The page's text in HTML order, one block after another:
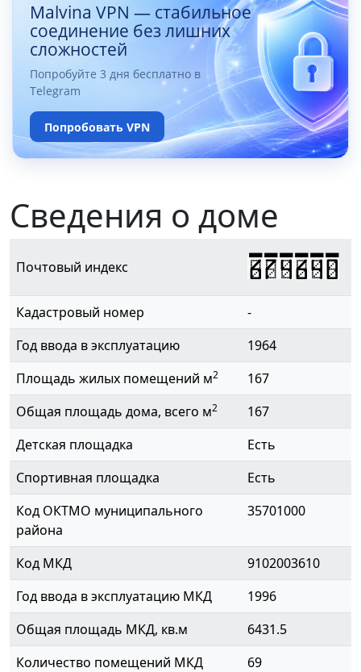
Malvina VPN — стабильное
соединение без лишних
сложностей
Попробуйте 3 дня бесплатно в
Telegram
Попробовать VPN
Сведения о доме
Почтовый индекс 674640
Кадастровый номер
-
Год ввода в эксплуатацию
1964
Площадь жилых помещений м2
167
Общая площадь дома, всего м2
167
Детская площадка
Есть
Спортивная площадка
Есть
Код ОКТМО муниципального
района
35701000
Код МКД
9102003610
Год ввода в эксплуатацию МКД
1996
Общая площадь МКД, кв.м
6431.5
Количество помещений МКД
69